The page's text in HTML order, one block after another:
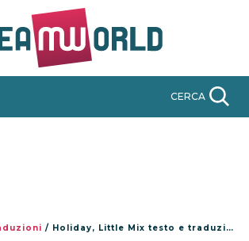
CERCA
/ Holiday, Little Mix testo e traduzione nuovo singolo